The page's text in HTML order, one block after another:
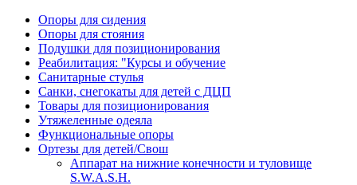
Опоры для сидения
Опоры для стояния
Подушки для позиционирования
Реабилитация: "Курсы и обучение
Санитарные стулья
Санки, снегокаты для детей с ДЦП
Товары для позиционирования
Утяжеленные одеяла
Функциональные опоры
Ортезы для детей/Свош
Аппарат на нижние конечности и туловище
S.W.A.S.H.